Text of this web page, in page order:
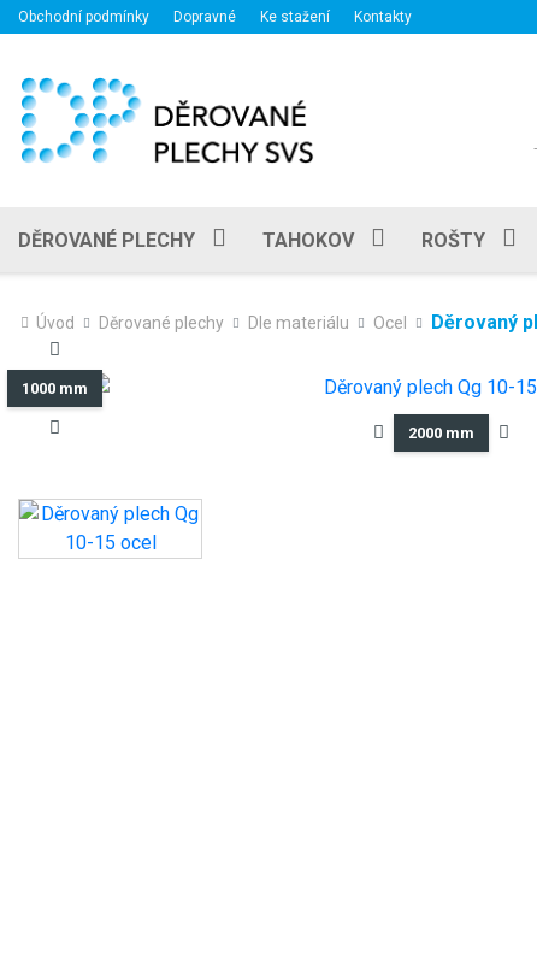
Obchodní podmínky Dopravné Ke stažení Kontakty
DĚROVANÉ PLECHY TAHOKOV ROŠTY
Úvod Děrované plechy Dle materiálu Ocel Děrovaný
1000 mm
2000 mm